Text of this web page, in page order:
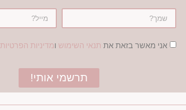
אני מאשר בזאת את תנאי השימוש ומדיניות הפרטיות
תרשמי אותי!